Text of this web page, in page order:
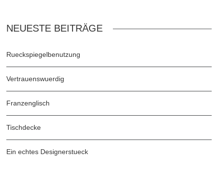
NEUESTE BEITRÄGE
Rueckspiegelbenutzung
Vertrauenswuerdig
Franzenglisch
Tischdecke
Ein echtes Designerstueck